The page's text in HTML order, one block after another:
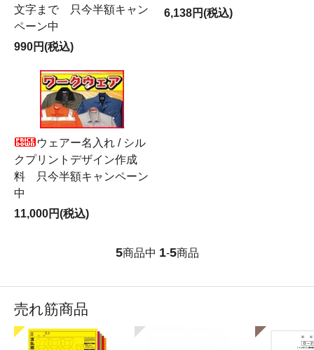
文字まで 只今半額キャン
ペーン中
990円(税込)
6,138円(税込)
ウェアー名入れ / シル
クプリントデザイン作成
料 只今半額キャンペーン
中
11,000円(税込)
5商品中 1-5商品
売れ筋商品